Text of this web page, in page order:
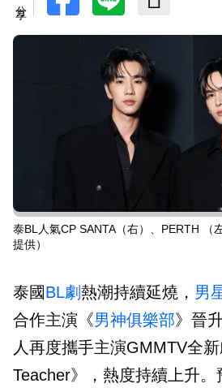
泰BL人氣CP SANTA（右）、PERTH （
提供）
泰國BL劇熱潮持續延燒， 男
合作主演《男神俱樂部》晉
人再度攜手主演GMMTV全
Teacher》，熱度持續上升